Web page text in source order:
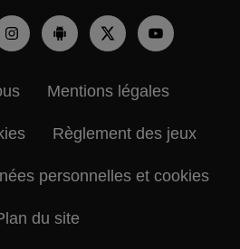
Mentions légales
Règlement des jeux
personnelles et cookies
du site